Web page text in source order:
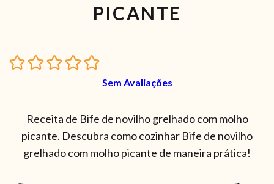
PICANTE
Sem Avaliações
Receita de Bife de novilho grelhado com molho
picante. Descubra como cozinhar Bife de novilho
grelhado com molho picante de maneira prática!